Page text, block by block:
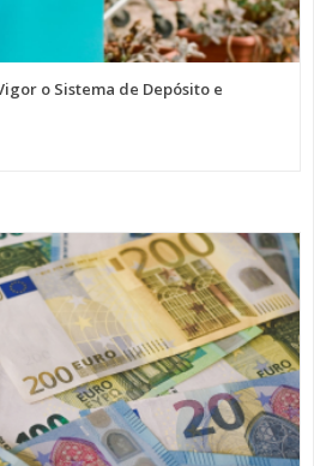
o Sistema de Depósito e